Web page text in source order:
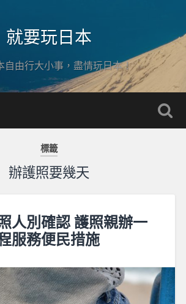
就要玩日本
自由行大小事，盡情玩日本！
標籤
辦護照要幾天
人別確認 護照親辦一
服務便民措施